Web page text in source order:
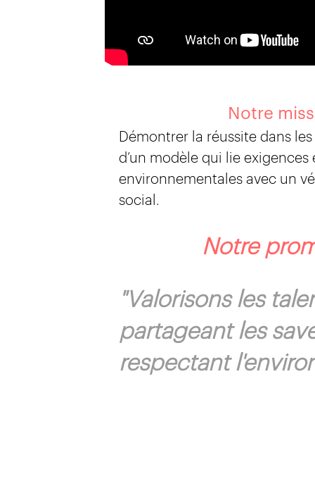
Notre
Démontrer la réussite dans
d’un modèle qui lie
environnementales avec un
social.
Notre
"Valorisons les
partageant les
respectant